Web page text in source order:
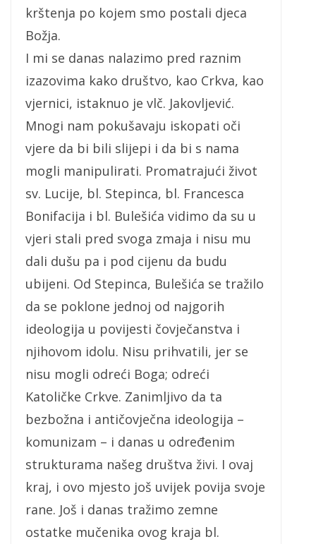
krštenja po kojem smo postali djeca
Božja.
I mi se danas nalazimo pred raznim
izazovima kako društvo, kao Crkva, kao
vjernici, istaknuo je vlč. Jakovljević.
Mnogi nam pokušavaju iskopati oči
vjere da bi bili slijepi i da bi s nama
mogli manipulirati. Promatrajući život
sv. Lucije, bl. Stepinca, bl. Francesca
Bonifacija i bl. Bulešića vidimo da su u
vjeri stali pred svoga zmaja i nisu mu
dali dušu pa i pod cijenu da budu
ubijeni. Od Stepinca, Bulešića se tražilo
da se poklone jednoj od najgorih
ideologija u povijesti čovječanstva i
njihovom idolu. Nisu prihvatili, jer se
nisu mogli odreći Boga; odreći
Katoličke Crkve. Zanimljivo da ta
bezbožna i antičovječna ideologija –
komunizam – i danas u određenim
strukturama našeg društva živi. I ovaj
kraj, i ovo mjesto još uvijek povija svoje
rane. Još i danas tražimo zemne
ostatke mučenika ovog kraja bl.